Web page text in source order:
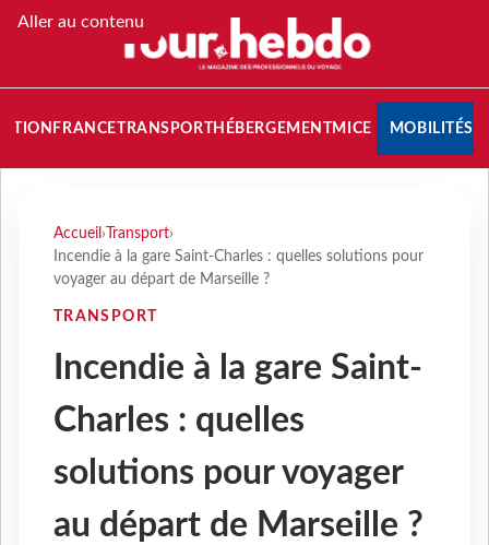
Aller au contenu
FRANCETRANSPORT HÉBERGEMENTMICE MOBILITÉS
Accueil › Transport›
Incendie à la gare Saint-Charles : quelles solutions pour
voyager au départ de Marseille ?
TRANSPORT
Incendie à la gare Saint-
Charles : quelles
solutions pour voyager
au départ de Marseille ?